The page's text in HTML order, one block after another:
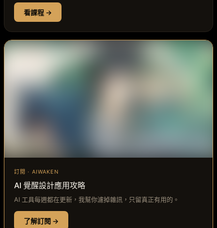
看課程 →
訂閱 · AIWAKEN
AI 覺醒設計應用攻略
AI 工具每週都在更新，我幫你濾掉雜訊，只留真正有用的。
了解訂閱 →